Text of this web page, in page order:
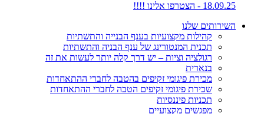
18.09.25 - הצטרפו אלינו !!!!
השירותים שלנו
קהילות מקצועיות בענף הבנייה והתשתיות
תכנית המנטורינג של ענף הבניה והתשתיות
רגולציה וציות – יש דרך קלה יותר לעשות את זה
בנארית
מכירת פיגומי זקיפים בהטבה לחברי ההתאחדות
שכירת פיגומי זקיפים הטבה לחברי ההתאחדות
תכניות פיננסיות
מפגשים מקצועיים